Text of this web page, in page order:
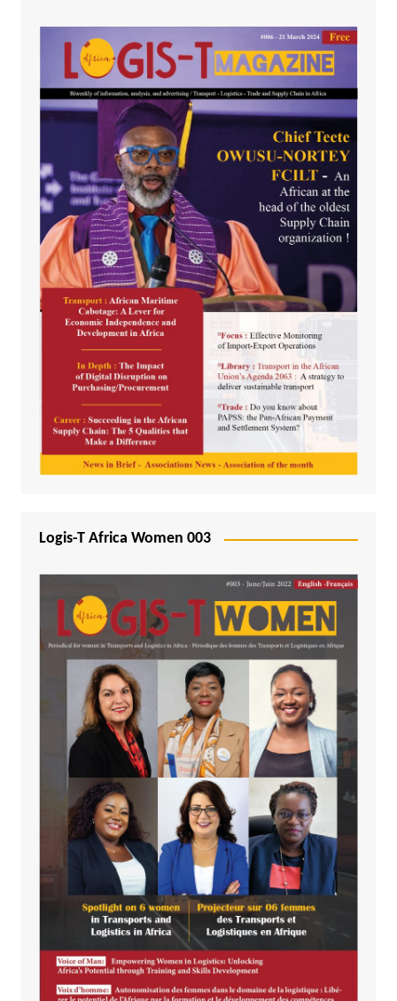
Logis-T Africa Women 003